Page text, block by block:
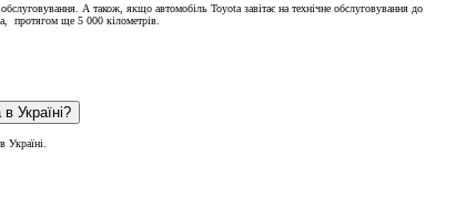
А також, якщо автомобіль Toyota завітає на технічне обслуговування до
протягом ще 5 000 кілометрів.
Чи може автомобіль, який буде придбаний за кордоном (призначений для іншого ринку) бути підключеним до програми подовженої гарантії від Toyota в Україні?
Україні.